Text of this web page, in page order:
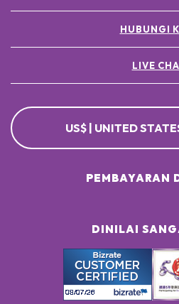
HUBUNGI
LIVE
US$ | UNITED
DINILAI
PEMBAYARAN